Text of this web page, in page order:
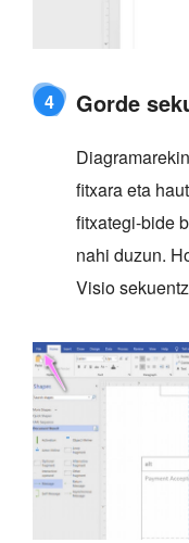
4 Gorde
fitxara eta
fitxategi-bide
nahi duzun.
Visio